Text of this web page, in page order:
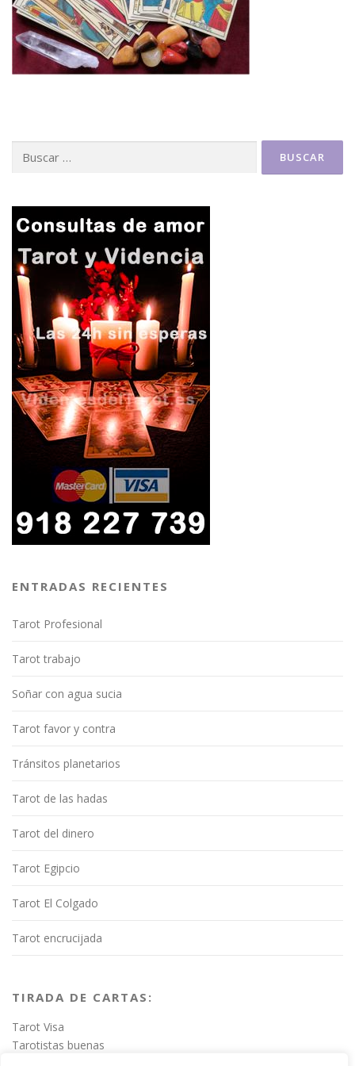
ENTRADAS RECIENTES
Tarot Profesional
Tarot trabajo
Soñar con agua sucia
Tarot favor y contra
Tránsitos planetarios
Tarot de las hadas
Tarot del dinero
Tarot Egipcio
Tarot El Colgado
Tarot encrucijada
TIRADA DE CARTAS:
Tarot Visa
Tarotistas buenas